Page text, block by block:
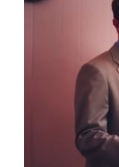
лето